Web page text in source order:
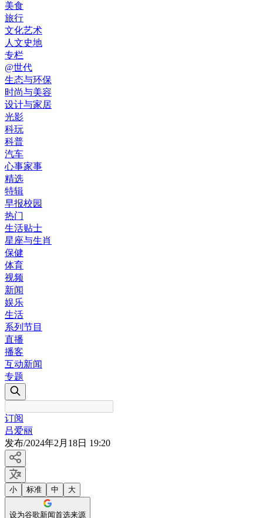
美食
旅行
文化艺术
人文史地
专栏
@世代
生态与环保
时尚与美容
设计与家居
光影
科玩
科普
汽车
心事家事
精选
特辑
早报校园
热门
生活贴士
星座与生肖
保健
体育
视频
新闻
娱乐
生活
系列节目
直播
播客
互动新闻
专题
订阅
吕爱丽
发布/2024年2月18日 19:20
小 标准 中 大
设为谷歌新闻首选来源